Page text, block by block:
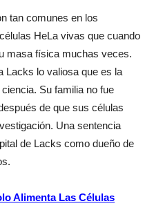
tan comunes en los
HeLa vivas que cuando
masa física muchas veces.
Lacks lo valiosa que es la
Su familia no fue
de que sus células
Una sentencia
de Lacks como dueño de
Alimenta Las Células